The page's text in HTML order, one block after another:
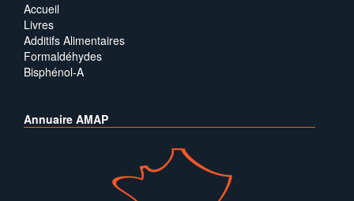
Accueil
Livres
Additifs Alimentaires
Formaldéhydes
Bisphénol-A
Annuaire AMAP